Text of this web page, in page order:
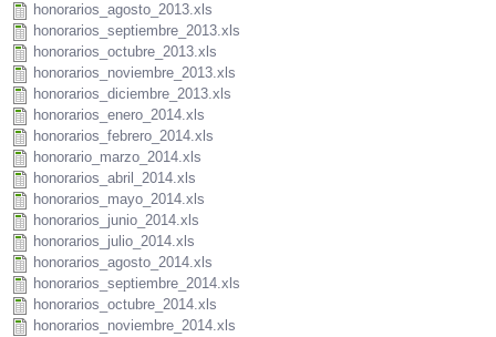
honorarios_agosto_2013.xls
honorarios_septiembre_2013.xls
honorarios_octubre_2013.xls
honorarios_noviembre_2013.xls
honorarios_diciembre_2013.xls
honorarios_enero_2014.xls
honorarios_febrero_2014.xls
honorario_marzo_2014.xls
honorarios_abril_2014.xls
honorarios_mayo_2014.xls
honorarios_junio_2014.xls
honorarios_julio_2014.xls
honorarios_agosto_2014.xls
honorarios_septiembre_2014.xls
honorarios_octubre_2014.xls
honorarios_noviembre_2014.xls